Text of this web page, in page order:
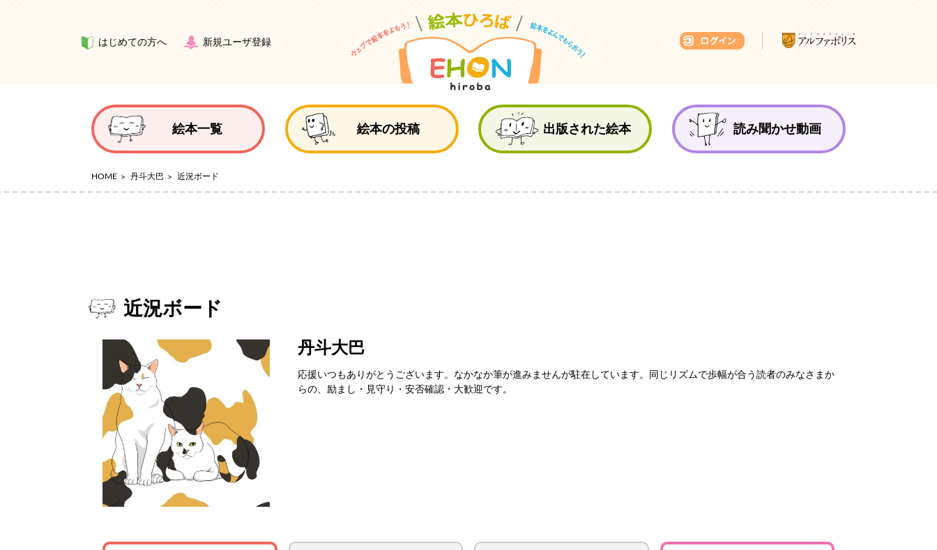
はじめての方へ 新規ユーザ登録
絵本一覧 絵本の投稿 出版された絵本 読み聞かせ動画
HOME 丹斗大巴 近況ボード
近況ボード
丹斗大巴
応援いつもありがとうございます。なかなか筆が進みませんが駐在しています。同じリズムで歩幅が合う読者のみなさまか
らの、励まし・見守り・安否確認・大歓迎です。